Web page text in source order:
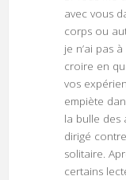
avec vous
corps ou
je n’ai pas
croire en
vos
empiète
la bulle des
dirigé
solitaire.
certains